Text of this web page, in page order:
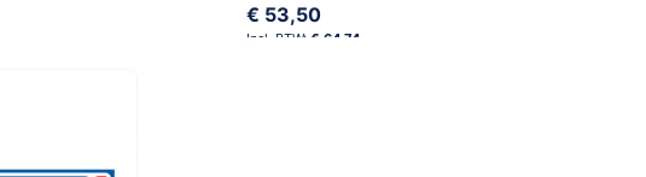
€ 53,50
€ 64,74